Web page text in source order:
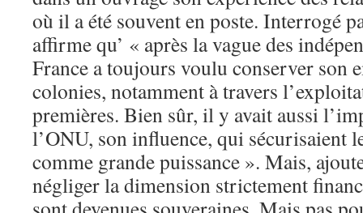
où il a été souvent en poste. Interrogé
affirme qu’ « après la vague des
France a toujours voulu conserver son
colonies, notamment à travers
premières. Bien sûr, il y avait aussi
l’ONU, son influence, qui sécurisaient
comme grande puissance ». Mais,
négliger la dimension strictement